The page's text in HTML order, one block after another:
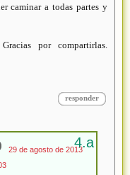
caminar a todas partes y
por compartirlas.
responder
29 de agosto de 2013